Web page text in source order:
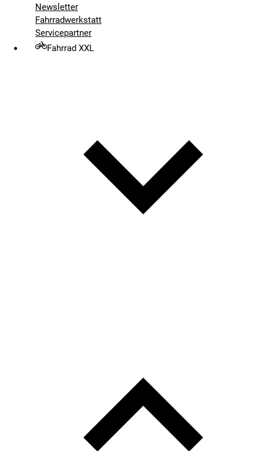
Newsletter
Fahrradwerkstatt
Servicepartner
Fahrrad XXL